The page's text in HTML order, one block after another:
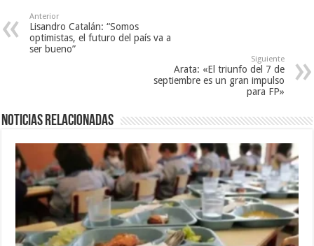
Anterior
Lisandro Catalán: “Somos
optimistas, el futuro del país va a
ser bueno”
Siguiente
Arata: «El triunfo del 7 de
septiembre es un gran impulso
para FP»
Noticias relacionadas